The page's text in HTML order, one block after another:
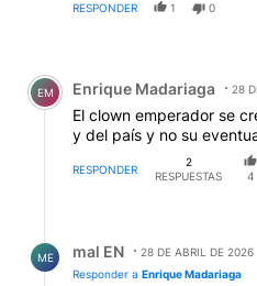
RESPONDER 1 0
Comentario de Enrique
EM Enrique Madariaga 28
El clown emperador se
y del país y no su
RESPONDER
2
RESPUESTAS
4
ME mal EN
28 DE ABRIL DE 2026
Responder a Enrique Madariaga